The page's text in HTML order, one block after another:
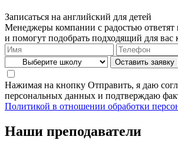
Записаться на английский для детей
Менеджеры компании с радостью
и помогут подобрать подходящий для вас
Нажимая на кнопку Отправить, я даю
персональных данных и подтверждаю
Политикой в отношении обработки
Наши преподаватели